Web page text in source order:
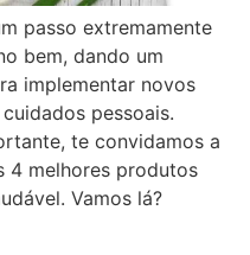
passo extremamente
bem, dando um
implementar novos
pessoais.
te convidamos a
4 melhores produtos
Vamos lá?